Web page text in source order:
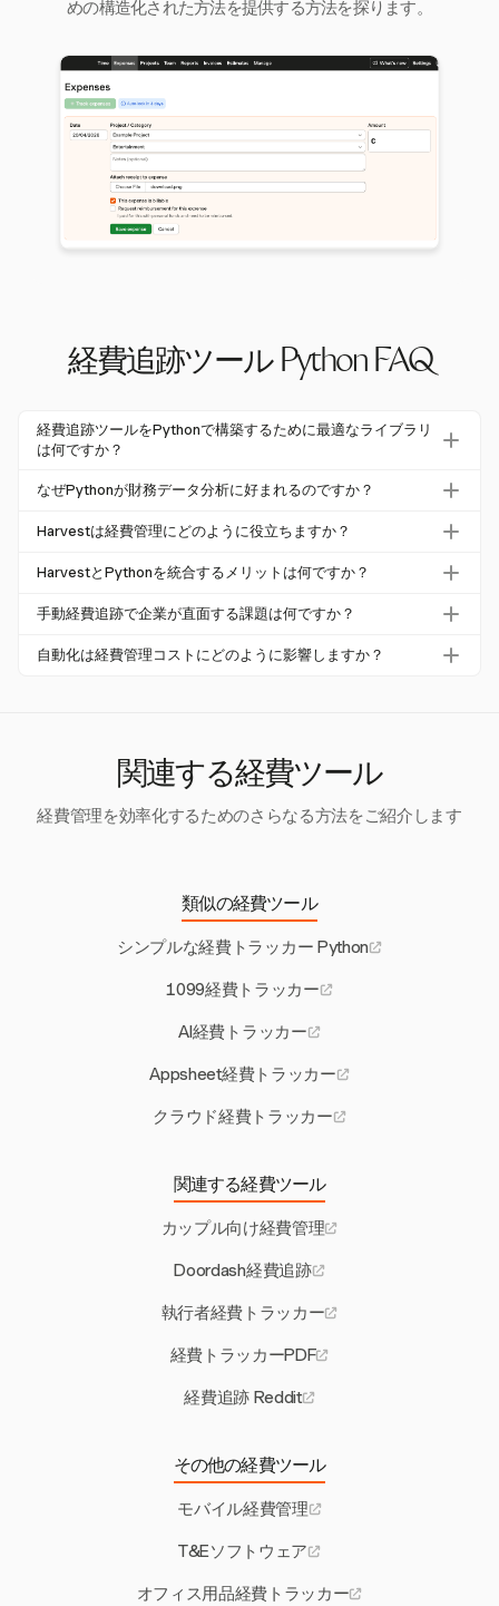
めの構造化された方法を提供する方法を探ります。
経費追跡ツール Python FAQ
経費追跡ツールをPythonで構築するために最適なライブラリ
は何ですか？
PandasとMatplotlibは、Pythonで経費追跡ツールを構築す
理と分析に役立ち、Matplotlibは棒グラフや円グラフなど
なぜPythonが財務データ分析に好まれるのですか？
Pythonは、大規模なデータセットを効率的に処理できる
のための強力なライブラリを提供し、財務データから洞察
Harvestは経費管理にどのように役立ちますか？
Harvestは、タイムトラッキングと請求書作成と統合され
より、企業は日付、プロジェクト、カテゴリごとに経費を
HarvestとPythonを統合するメリットは何ですか？
PythonとHarvestを統合することで、ユーザーはPythonの
インフラを利用できます。この組み合わせにより、データ
手動経費追跡で企業が直面する課題は何ですか？
企業は、手動経費追跡においてデータ入力エラーや領収書
自動化は経費管理コストにどのように影響しますか？
関連する経費ツール
経費管理を効率化するためのさらなる方法をご紹介します
類似の経費ツール
シンプルな経費トラッカー Python
1099経費トラッカー
AI経費トラッカー
Appsheet経費トラッカー
クラウド経費トラッカー
関連する経費ツール
カップル向け経費管理
Doordash経費追跡
執行者経費トラッカー
経費トラッカーPDF
経費追跡 Reddit
その他の経費ツール
モバイル経費管理
T&Eソフトウェア
オフィス用品経費トラッカー